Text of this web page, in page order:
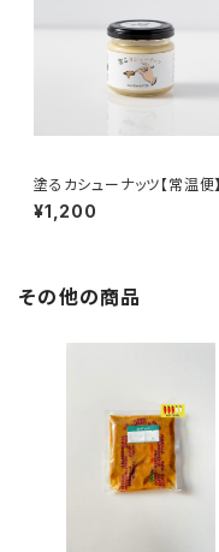
塗るカシューナッツ【常温便】
¥1,200
その他の商品